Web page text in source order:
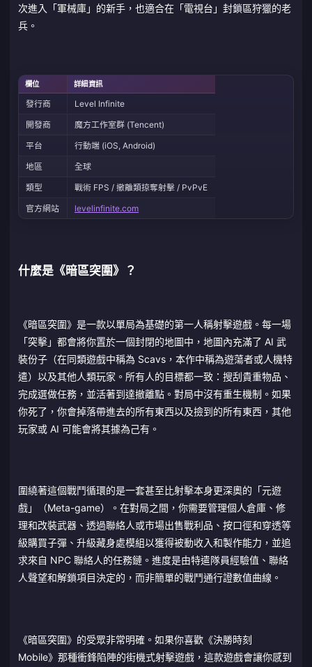
次進入「軍械庫」的新手，也適合在「電視台」封鎖區狩獵的老
兵。
欄位 詳細資訊
發行商
Level Infinite
開發商
魔方工作室群 (Tencent)
平台
行動端 (iOS, Android)
地區
全球
類型
戰術 FPS / 撤離類掠奪射擊 / PvPvE
官方網站
levelinfinite.com
什麼是《暗區突圍》？
《暗區突圍》是一款以單局為基礎的第一人稱射擊遊戲。每一場
「突擊」都會將你置於一個封閉的地圖中，地圖內充滿了 AI 武
裝份子（在同類遊戲中稱為 Scavs，本作中稱為遊蕩者或人機特
遣）以及其他人類玩家。所有人的目標都一致：搜刮貴重物品、
完成選做任務，並活著到達撤離點。對局中沒有重生機制。如果
你死了，你會掉落帶進去的所有東西以及撿到的所有東西，其他
玩家或 AI 可能會將其據為己有。
圍繞著這個戰鬥循環的是一套甚至比射擊本身更深奧的「元遊
戲」（Meta-game）。在對局之間，你需要管理個人倉庫、修
理和改裝武器、透過聯絡人或市場出售戰利品、按口徑和穿透等
級購買子彈、升級藏身處模組以獲得被動收入和製作能力，並追
求來自 NPC 聯絡人的任務鏈。進度是由特遣隊員經驗值、聯絡
人聲望和解鎖項目決定的，而非簡單的戰鬥通行證數值曲線。
《暗區突圍》的受眾非常明確。如果你喜歡《決勝時刻
Mobile》那種衝鋒陷陣的街機式射擊遊戲，這款遊戲會讓你感到